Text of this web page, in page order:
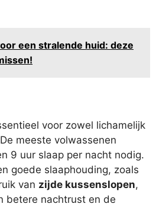
een stralende huid: deze
voor zowel lichamelijk
meeste volwassenen
9 uur slaap per nacht nodig.
goede slaaphouding, zoals
van zijde kussenslopen,
betere nachtrust en de